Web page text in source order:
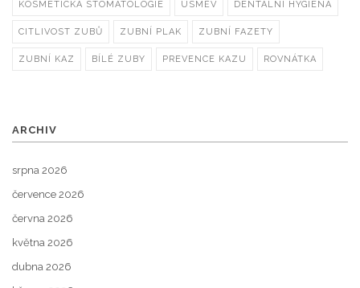
KOSMETICKÁ STOMATOLOGIE ÚSMĚV DENTÁLNÍ HYGIENA
CITLIVOST ZUBŮ ZUBNÍ PLAK ZUBNÍ FAZETY
ZUBNÍ KAZ BÍLÉ ZUBY PREVENCE KAZU ROVNÁTKA
ARCHIV
srpna 2026
července 2026
června 2026
května 2026
dubna 2026